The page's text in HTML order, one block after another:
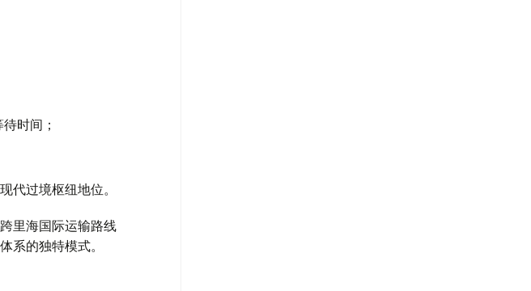
时间；
代过境枢纽地位。
里海国际运输路线
系的独特模式。